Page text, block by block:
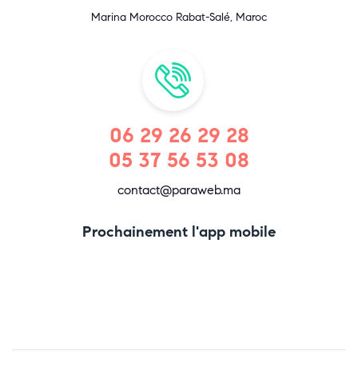
Marina Morocco Rabat-Salé, Maroc
06 29 26 29 28
05 37 56 53 08
contact@paraweb.ma
Prochainement l'app mobile